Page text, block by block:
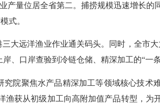
量位居全省第二。捕捞规模迅速增长的
式。
远洋渔业作业通关码头。同时，全市大
、口岸查验到冷链仓储、精深加工的“一
院聚焦水产品精深加工等领域核心技术
渔获从初级加工向高附加值产品转型，为